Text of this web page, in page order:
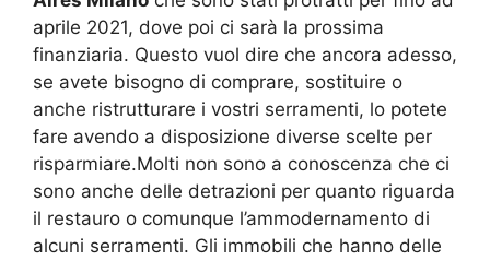
aprile 2021, dove poi ci sarà la prossima
finanziaria. Questo vuol dire che ancora adesso,
se avete bisogno di comprare, sostituire o
anche ristrutturare i vostri serramenti, lo potete
fare avendo a disposizione diverse scelte per
risparmiare.Molti non sono a conoscenza che ci
sono anche delle detrazioni per quanto riguarda
il restauro o comunque l’ammodernamento di
alcuni serramenti. Gli immobili che hanno delle